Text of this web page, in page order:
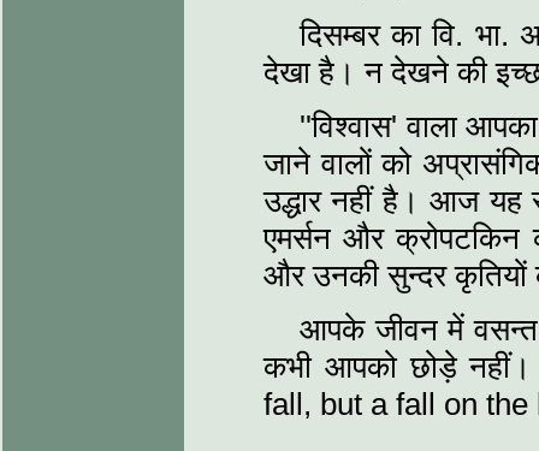
दिसम्‍बर का वि.
देखा है। न देखने की
''विश्‍वास' वाला
जाने वालों को
उद्धार नहीं है। आज यह
एमर्सन और
और उनकी सुन्‍दर
आपके जीवन में
कभी आपको छोड़े
fall, but a fall on